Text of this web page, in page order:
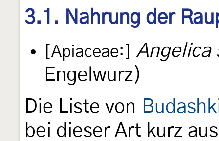
3.1. Nahrung der
[Apiaceae:]
Angelica
Engelwurz)
Die Liste von
bei dieser Art kurz